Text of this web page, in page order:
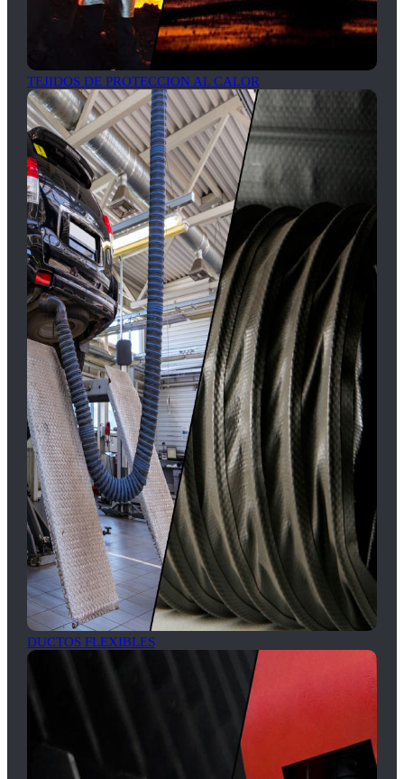
TEJIDOS DE PROTECCION AL CALOR
DUCTOS FLEXIBLES